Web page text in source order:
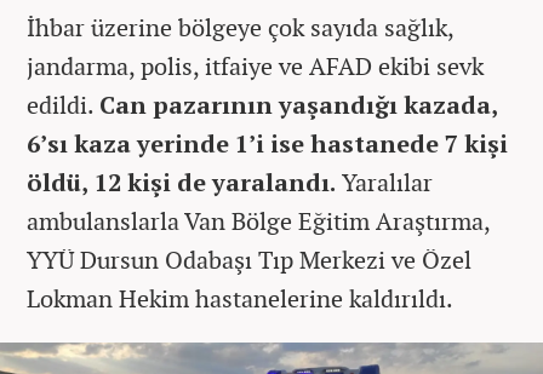
İhbar üzerine bölgeye çok sayıda sağlık,
jandarma, polis, itfaiye ve AFAD ekibi sevk
edildi. Can pazarının yaşandığı kazada,
6’sı kaza yerinde 1’i ise hastanede 7 kişi
öldü, 12 kişi de yaralandı. Yaralılar
ambulanslarla Van Bölge Eğitim Araştırma,
YYÜ Dursun Odabaşı Tıp Merkezi ve Özel
Lokman Hekim hastanelerine kaldırıldı.